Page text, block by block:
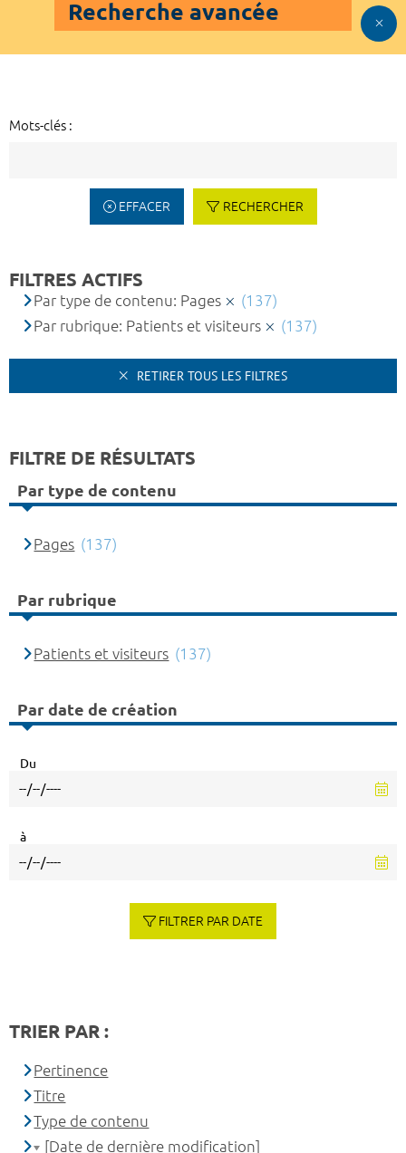
Recherche avancée
Mots-clés :
EFFACER RECHERCHER
FILTRES ACTIFS
Par type de contenu: Pages
(137)
Par rubrique: Patients et visiteurs
(137)
RETIRER TOUS LES FILTRES
FILTRE DE RÉSULTATS
Par type de contenu
Pages (137)
Par rubrique
Patients et visiteurs (137)
Par date de création
Du
à
FILTRER PAR DATE
TRIER PAR :
Pertinence
Titre
Type de contenu
[Date de dernière modification]